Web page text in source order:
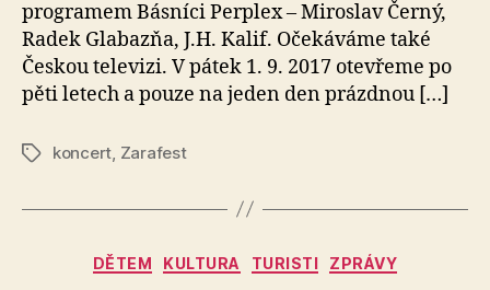
programem Básníci Perplex – Miroslav Černý,
Radek Glabazňa, J.H. Kalif. Očekáváme také
Českou televizi. V pátek 1. 9. 2017 otevřeme po
pěti letech a pouze na jeden den prázdnou […]
Štítkykoncert, Zarafest
Rubriky
DĚTEM KULTURA TURISTI ZPRÁVY
A
u